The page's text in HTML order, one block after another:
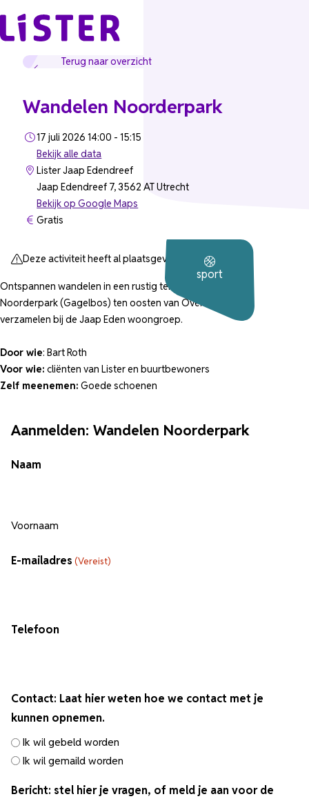
Ga naar de inhoud
Terug naar overzicht
Wandelen Noorderpark
17 juli 2026 14:00 - 15:15
Bekijk alle data
Lister Jaap Edendreef
Jaap Edendreef 7, 3562 AT Utrecht
Bekijk op Google Maps
Gratis
sport
Deze activiteit heeft al plaatsgevonden.
Ontspannen wandelen in een rustig tempo, meestal in het
Noorderpark (Gagelbos) ten oosten van Overvecht. We
verzamelen bij de Jaap Eden woongroep.
Door wie: Bart Roth
Voor wie: cliënten van Lister en buurtbewoners
Zelf meenemen: Goede schoenen
Aanmelden: Wandelen Noorderpark
Naam
Voornaam
E-mailadres (Vereist)
Telefoon
Contact: Laat hier weten hoe we contact met je
kunnen opnemen.
Ik wil gebeld worden
Ik wil gemaild worden
Bericht: stel hier je vragen, of meld je aan voor de